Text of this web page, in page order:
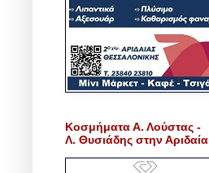
Κοσμήματα Α. Λούστας -
Λ. Θυσιάδης στην Αριδαία